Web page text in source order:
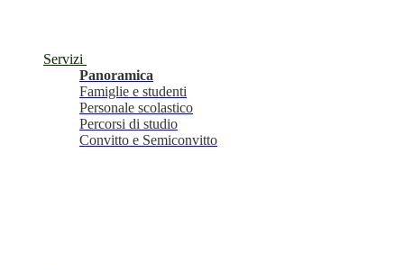
Servizi
Panoramica
Famiglie e studenti
Personale scolastico
Percorsi di studio
Convitto e Semiconvitto